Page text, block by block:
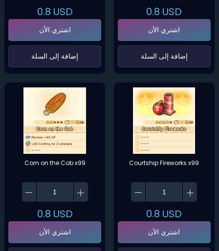
0.8 USD
اشتري الأن
‌إضافة إلى السلة‌
0.8 USD
اشتري الأن
‌إضافة إلى السلة‌
Corn on the Cob x99
0.8 USD
اشتري الأن
Courtship Fireworks x99
0.8 USD
اشتري الأن